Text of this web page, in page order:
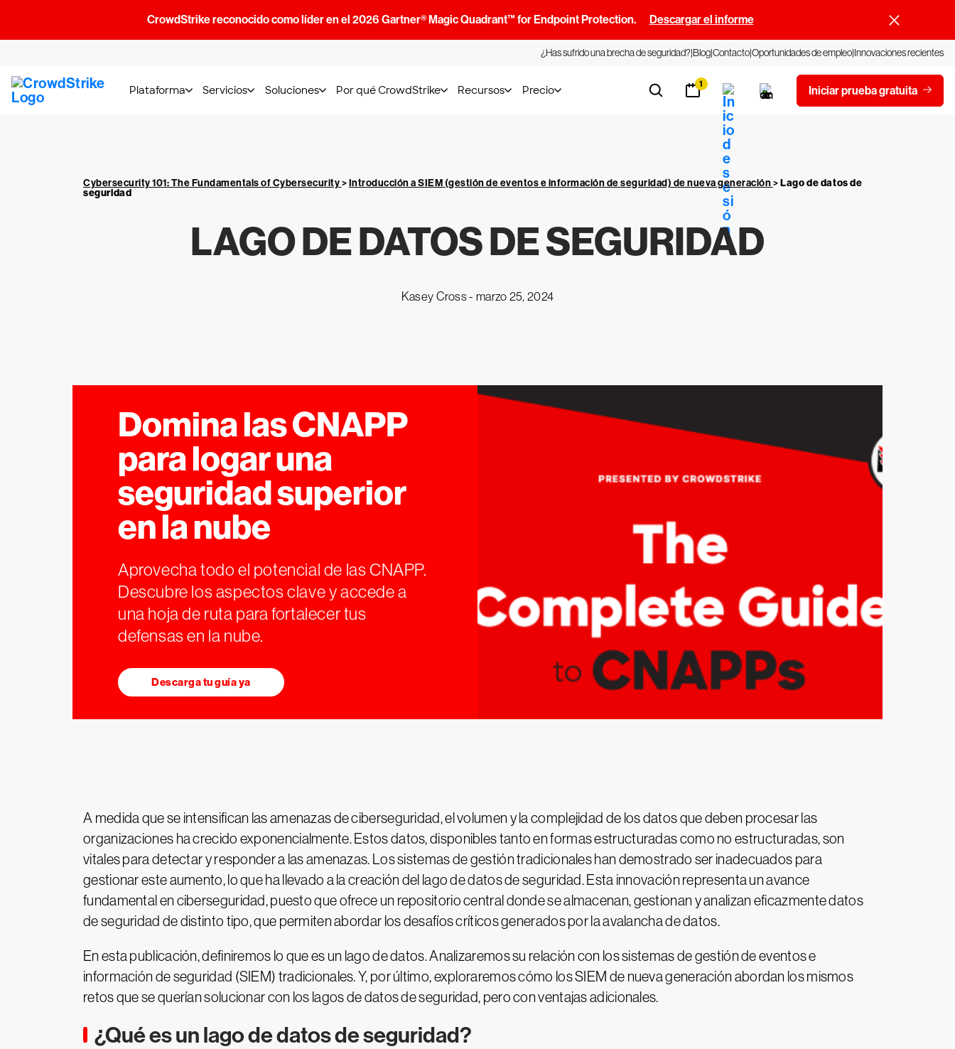
CrowdStrike reconocido como líder en el 2026 Gartner® Magic Quadrant™ for Endpoint Protection. Descargar el informe
¿Has sufrido una brecha de seguridad?BlogContactoOportunidades de empleo Innovaciones recientes
Plataforma Servicios Soluciones Por qué CrowdStrike Recursos Precio 1 Iniciar prueba gratuita
Cybersecurity 101: The Fundamentals of Cybersecurity>Introducción a SIEM (gestión de eventos e información de seguridad) de nueva generación>Lago de datos de
seguridad
LAGO DE DATOS DE SEGURIDAD
Kasey Cross - marzo 25, 2024
Domina las CNAPP
para logar una
seguridad superior
en la nube
Aprovecha todo el potencial de las CNAPP.
Descubre los aspectos clave y accede a
una hoja de ruta para fortalecer tus
defensas en la nube.
Descarga tu guía ya
A medida que se intensifican las amenazas de ciberseguridad, el volumen y la complejidad de los datos que deben procesar las
organizaciones ha crecido exponencialmente. Estos datos, disponibles tanto en formas estructuradas como no estructuradas, son
vitales para detectar y responder a las amenazas. Los sistemas de gestión tradicionales han demostrado ser inadecuados para
gestionar este aumento, lo que ha llevado a la creación del lago de datos de seguridad. Esta innovación representa un avance
fundamental en ciberseguridad, puesto que ofrece un repositorio central donde se almacenan, gestionan y analizan eficazmente datos
de seguridad de distinto tipo, que permiten abordar los desafíos críticos generados por la avalancha de datos.
En esta publicación, definiremos lo que es un lago de datos. Analizaremos su relación con los sistemas de gestión de eventos e
información de seguridad (SIEM) tradicionales. Y, por último, exploraremos cómo los SIEM de nueva generación abordan los mismos
retos que se querían solucionar con los lagos de datos de seguridad, pero con ventajas adicionales.
¿Qué es un lago de datos de seguridad?